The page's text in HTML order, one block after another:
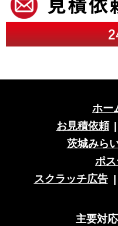
ホー
お見積依頼
茨城みら
ポ
スクラッチ広告
主要対